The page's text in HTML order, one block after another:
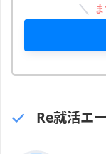
Re就活エ